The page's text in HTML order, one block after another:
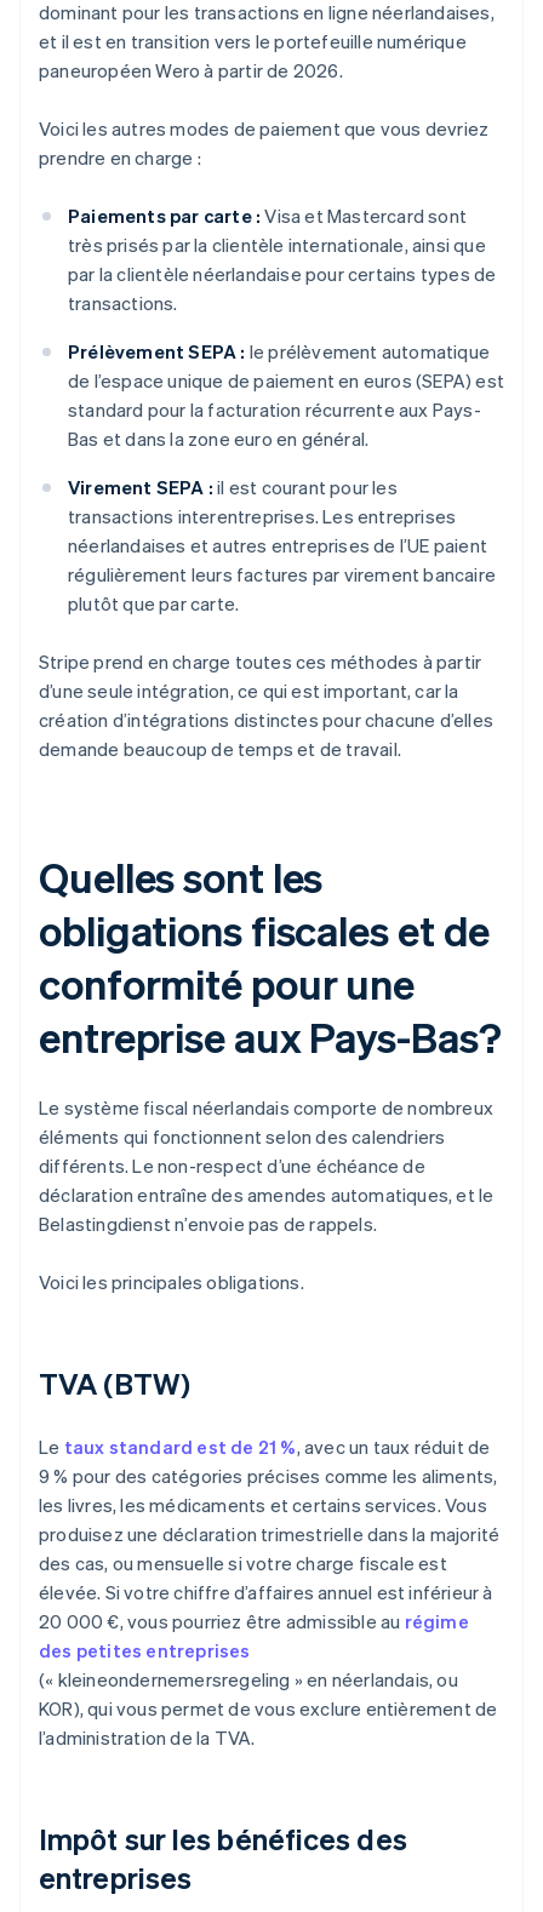
dominant pour les transactions en ligne néerlandaises,
et il est en transition vers le portefeuille numérique
paneuropéen Wero à partir de 2026.
Voici les autres modes de paiement que vous devriez
prendre en charge :
Paiements par carte : Visa et Mastercard sont
très prisés par la clientèle internationale, ainsi que
par la clientèle néerlandaise pour certains types de
transactions.
Prélèvement SEPA : le prélèvement automatique
de l’espace unique de paiement en euros (SEPA) est
standard pour la facturation récurrente aux Pays-
Bas et dans la zone euro en général.
Virement SEPA : il est courant pour les
transactions interentreprises. Les entreprises
néerlandaises et autres entreprises de l’UE paient
régulièrement leurs factures par virement bancaire
plutôt que par carte.
Stripe prend en charge toutes ces méthodes à partir
d’une seule intégration, ce qui est important, car la
création d’intégrations distinctes pour chacune d’elles
demande beaucoup de temps et de travail.
Quelles sont les
obligations fiscales et de
conformité pour une
entreprise aux Pays-Bas?
Le système fiscal néerlandais comporte de nombreux
éléments qui fonctionnent selon des calendriers
différents. Le non-respect d’une échéance de
déclaration entraîne des amendes automatiques, et le
Belastingdienst n’envoie pas de rappels.
Voici les principales obligations.
TVA (BTW)
Le taux standard est de 21 %, avec un taux réduit de
9 % pour des catégories précises comme les aliments,
les livres, les médicaments et certains services. Vous
produisez une déclaration trimestrielle dans la majorité
des cas, ou mensuelle si votre charge fiscale est
élevée. Si votre chiffre d’affaires annuel est inférieur à
20 000 €, vous pourriez être admissible au régime
des petites entreprises
(« kleineondernemersregeling » en néerlandais, ou
KOR), qui vous permet de vous exclure entièrement de
l’administration de la TVA.
Impôt sur les bénéfices des
entreprises